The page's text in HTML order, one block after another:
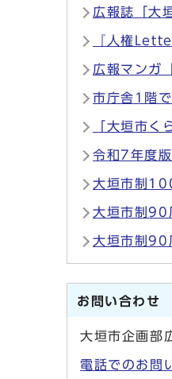
広報誌「大
『人権
広報マンガ
市庁舎1階
「大垣市く
令和7年度
大垣市制
大垣市制90
大垣市制90
お問い合わせ
大垣市企画部
電話でのお問